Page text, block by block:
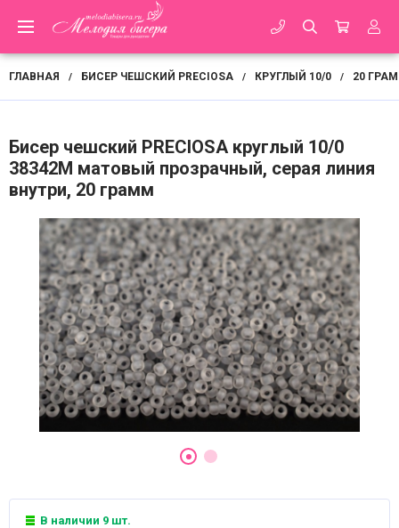
ГЛАВНАЯ / БИСЕР ЧЕШСКИЙ PRECIOSA / КРУГЛЫЙ 10/0 / 20
Бисер чешский PRECIOSA круглый 10/0
38342М матовый прозрачный, серая линия
внутри, 20 грамм
В наличии 9 шт.